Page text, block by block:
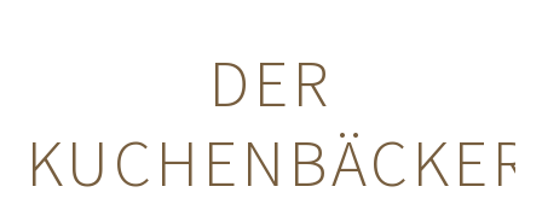
DER
KUCHENBÄCKER